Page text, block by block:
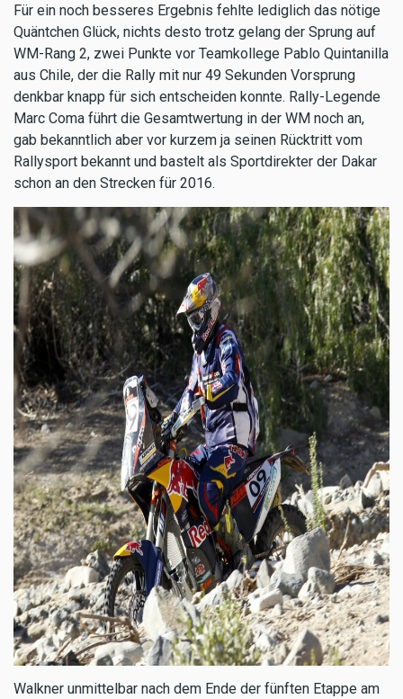
Für ein noch besseres Ergebnis fehlte lediglich das nötige
Quäntchen Glück, nichts desto trotz gelang der Sprung auf
WM-Rang 2, zwei Punkte vor Teamkollege Pablo Quintanilla
aus Chile, der die Rally mit nur 49 Sekunden Vorsprung
denkbar knapp für sich entscheiden konnte. Rally-Legende
Marc Coma führt die Gesamtwertung in der WM noch an,
gab bekanntlich aber vor kurzem ja seinen Rücktritt vom
Rallysport bekannt und bastelt als Sportdirekter der Dakar
schon an den Strecken für 2016.
Walkner unmittelbar nach dem Ende der fünften Etappe am